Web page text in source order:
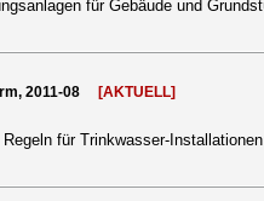
für Gebäude und
2011-08 [AKTUELL]
für Trinkwasser-